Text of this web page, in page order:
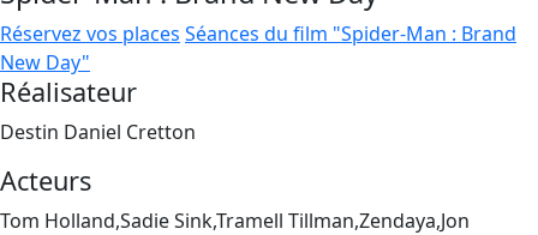
Réservez vos places Séances du film "Spider-Man : Brand
New Day"
Réalisateur
Destin Daniel Cretton
Acteurs
Tom Holland,Sadie Sink,Tramell Tillman,Zendaya,Jon